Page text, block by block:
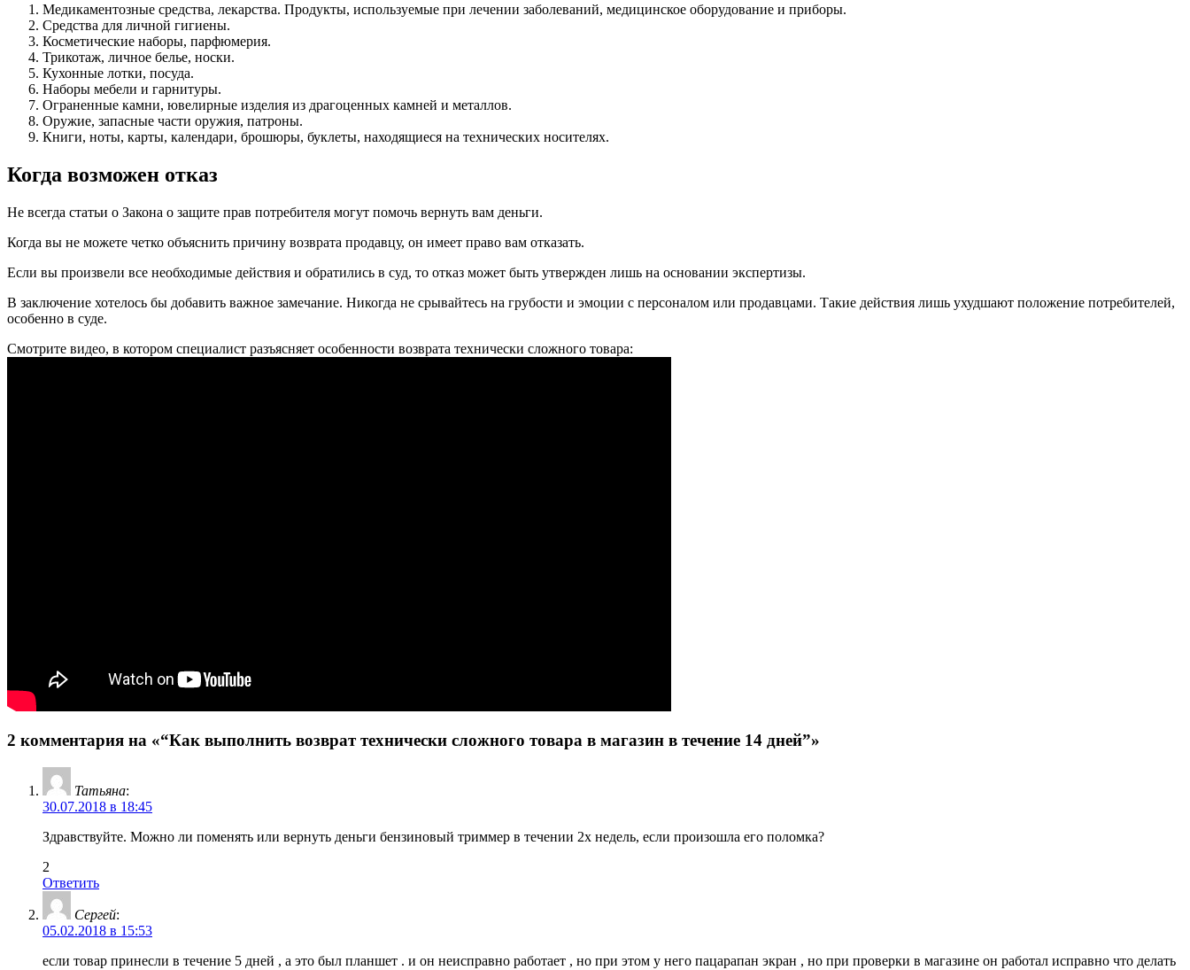
Медикаментозные средства, лекарства. Продукты, используемые при лечении заболеваний, медицинское оборудование и приборы.
Средства для личной гигиены.
Косметические наборы, парфюмерия.
Трикотаж, личное белье, носки.
Кухонные лотки, посуда.
Наборы мебели и гарнитуры.
Ограненные камни, ювелирные изделия из драгоценных камней и металлов.
Оружие, запасные части оружия, патроны.
Книги, ноты, карты, календари, брошюры, буклеты, находящиеся на технических носителях.
Когда возможен отказ
Не всегда статьи о Закона о защите прав потребителя могут помочь вернуть вам деньги.
Когда вы не можете четко объяснить причину возврата продавцу, он имеет право вам отказать.
Если вы произвели все необходимые действия и обратились в суд, то отказ может быть утвержден лишь на основании экспертизы.
В заключение хотелось бы добавить важное замечание. Никогда не срывайтесь на грубости и эмоции с персоналом или продавцами. Такие действия лишь ухудшают положение потребителей,
особенно в суде.
Смотрите видео, в котором специалист разъясняет особенности возврата технически сложного товара:
2 комментария на «“Как выполнить возврат технически сложного товара в магазин в течение 14 дней”»
Татьяна:
30.07.2018 в 18:45
Здравствуйте. Можно ли поменять или вернуть деньги бензиновый триммер в течении 2х недель, если произошла его поломка?
2
Ответить
Сергей:
05.02.2018 в 15:53
если товар принесли в течение 5 дней , а это был планшет . и он неисправно работает , но при этом у него пацарапан экран , но при проверки в магазине он работал исправно что делать